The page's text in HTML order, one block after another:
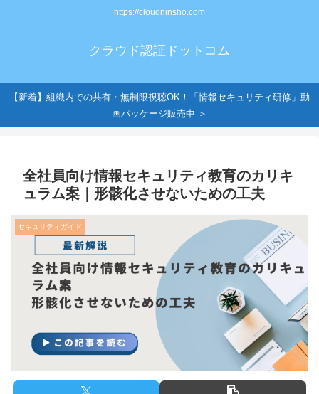
https://cloudninsho.com
クラウド認証ドットコム
【新着】組織内での共有・無制限視聴OK！「情報セキュリティ研修」動
画パッケージ販売中 ＞
全社員向け情報セキュリティ教育のカリキ
ュラム案｜形骸化させないための工夫
セキュリティガイド